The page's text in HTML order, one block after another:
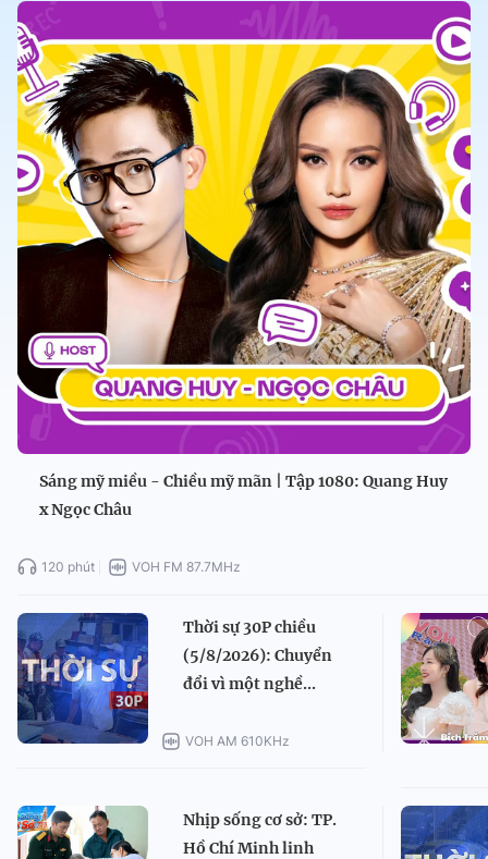
Sáng mỹ miều - Chiều mỹ mãn | Tập 1080: Quang Huy
x Ngọc Châu
120 phút VOH FM 87.7MHz
Thời sự 30P chiều
(5/8/2026): Chuyển
đổi vì một nghề...
VOH AM 610KHz
Nhịp sống cơ sở: TP.
Hồ Chí Minh linh